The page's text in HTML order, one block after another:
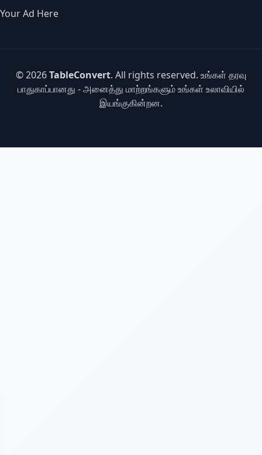
Your Ad Here
© 2026TableConvert. All rights reserved. உங்கள் தரவு
பாதுகாப்பானது - அனைத்து மாற்றங்களும் உங்கள் உலாவியில்
இயங்குகின்றன.